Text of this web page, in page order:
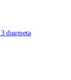
dugmeta